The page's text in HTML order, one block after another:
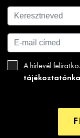
A hírlevél